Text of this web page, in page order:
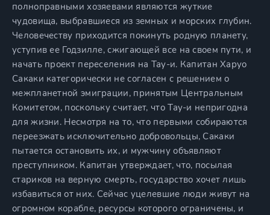
полноправными хозяевами являются жуткие
чудовища, выбравшиеся из земных и морских глубин.
Человечеству приходится покинуть родную планету,
уступив ее Годзилле, сжигающей все на своем пути, и
начать проект переселения на Тау-и. Капитан Харуо
Сакаки категорически не согласен с решением о
межпланетной эмиграции, принятым Центральным
Комитетом, поскольку считает, что Тау-и непригодна
для жизни. Несмотря на то, что первыми собираются
переезжать исключительно добровольцы, Сакаки
пытается остановить их, и мужчину объявляют
преступником. Капитан утверждает, что, посылая
стариков на верную смерть, государство хочет лишь
избавиться от них. Сейчас уцелевшие люди живут на
огромном корабле, ресурсы которого ограничены, и